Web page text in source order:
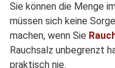
Sie können die Menge
müssen sich keine
machen, wenn Sie
Rauchsalz unbegrenzt
praktisch nie.